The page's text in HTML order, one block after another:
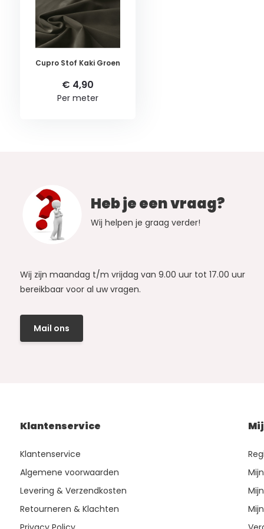
Cupro Stof Kaki Groen
€ 4,90
Per meter
Heb je een vraag?
Wij helpen je graag verder!
Wij zijn maandag t/m vrijdag van 9.00 uur tot 17.00 uur
bereikbaar voor al uw vragen.
Mail ons
Klantenservice
Klantenservice
Algemene voorwaarden
Levering & Verzendkosten
Retourneren & Klachten